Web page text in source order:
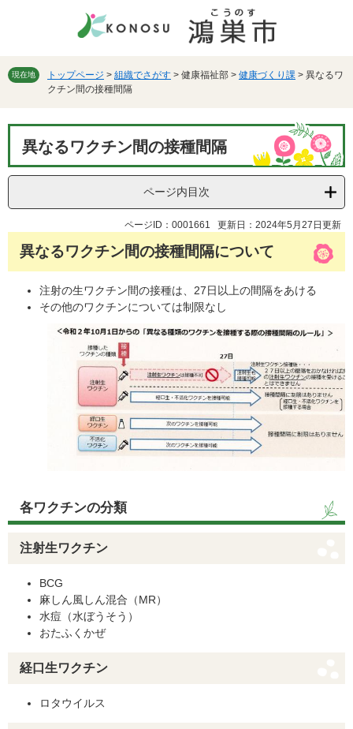
先
す。
を
し
文
現在地 トップページ > 組織でさがす > 健康福祉部 > 健康づくり課 > 異なるワ
クチン間の接種間隔
異なるワクチン間の接種間隔
ページ内目次
ページID：0001661 更新日：2024年5月27日更新
異なるワクチン間の接種間隔について
注射の生ワクチン間の接種は、27日以上の間隔をあける
その他のワクチンについては制限なし
各ワクチンの分類
注射生ワクチン
BCG
麻しん風しん混合（MR）
水痘（水ぼうそう）
おたふくかぜ
経口生ワクチン
ロタウイルス